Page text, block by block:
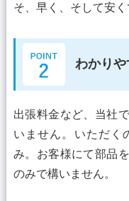
そ、早く、そして安く
わかり
出張料金など、当社
いません。いただく
み。お客様にて部品
のみで構いません。